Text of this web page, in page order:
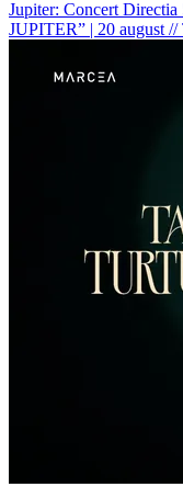
Jupiter: Concert
JUPITER” | 20 august //